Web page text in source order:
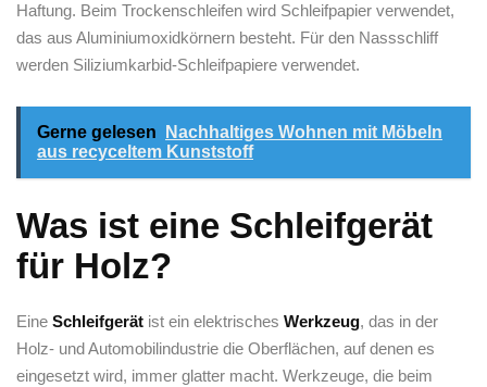
Haftung. Beim Trockenschleifen wird Schleifpapier verwendet,
das aus Aluminiumoxidkörnern besteht. Für den Nassschliff
werden Siliziumkarbid-Schleifpapiere verwendet.
Gerne gelesen
Nachhaltiges Wohnen mit Möbeln
aus recyceltem Kunststoff
Was ist eine Schleifgerät
für Holz?
Eine Schleifgerät ist ein elektrisches Werkzeug, das in der
Holz- und Automobilindustrie die Oberflächen, auf denen es
eingesetzt wird, immer glatter macht. Werkzeuge, die beim